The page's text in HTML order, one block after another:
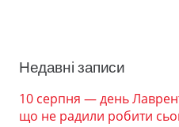
Недавні записи
10 серпня — день
що не радили робити